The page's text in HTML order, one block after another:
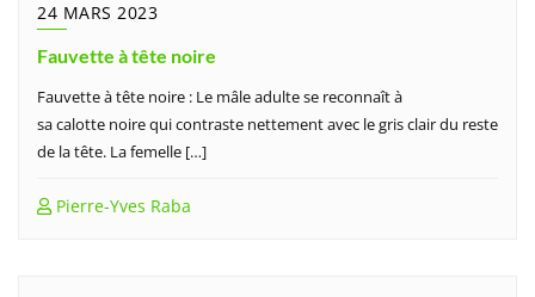
24 MARS 2023
Fauvette à tête noire
Fauvette à tête noire : Le mâle adulte se reconnaît à
sa calotte noire qui contraste nettement avec le gris clair du reste
de la tête. La femelle […]
Pierre-Yves Raba